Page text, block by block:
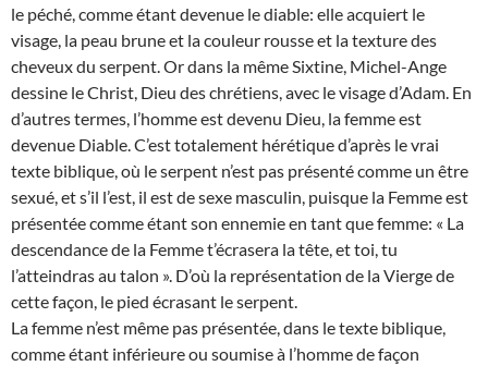
le péché, comme étant devenue le diable: elle acquiert le
visage, la peau brune et la couleur rousse et la texture des
cheveux du serpent. Or dans la même Sixtine, Michel-Ange
dessine le Christ, Dieu des chrétiens, avec le visage d’Adam. En
d’autres termes, l’homme est devenu Dieu, la femme est
devenue Diable. C’est totalement hérétique d’après le vrai
texte biblique, où le serpent n’est pas présenté comme un être
sexué, et s’il l’est, il est de sexe masculin, puisque la Femme est
présentée comme étant son ennemie en tant que femme: « La
descendance de la Femme t’écrasera la tête, et toi, tu
l’atteindras au talon ». D’où la représentation de la Vierge de
cette façon, le pied écrasant le serpent.
La femme n’est même pas présentée, dans le texte biblique,
comme étant inférieure ou soumise à l’homme de façon